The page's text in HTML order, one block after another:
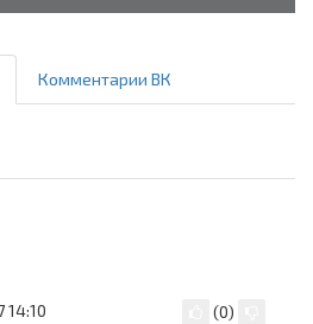
Комментарии ВК
14:10 (0)